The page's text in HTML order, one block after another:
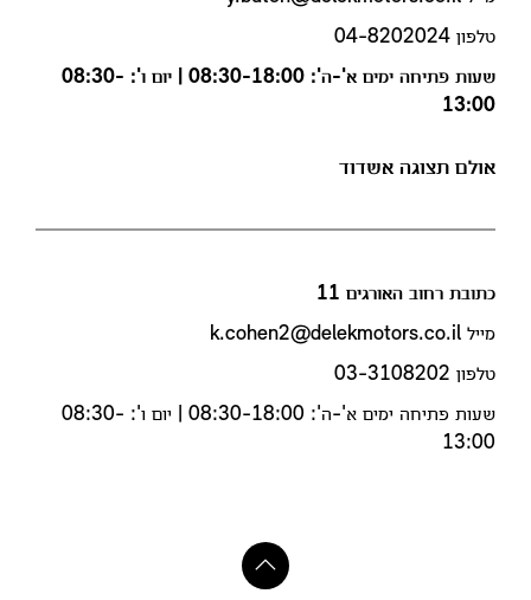
טלפון 04-8202024
שעות פתיחה ימים א'-ה': 08:30-18:00 | יום ו': 08:30-
13:00
אולם תצוגה אשדוד
כתובת רחוב האורגים 11
מייל k.cohen2@delekmotors.co.il
טלפון 03-3108202
שעות פתיחה ימים א'-ה': 08:30-18:00 | יום ו': 08:30-
13:00